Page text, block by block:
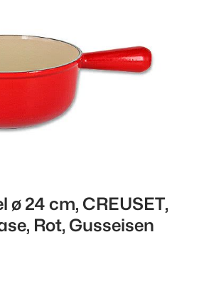
ø 24 cm, CREUSET,
Rot, Gusseisen